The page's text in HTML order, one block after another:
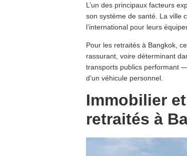
L’un des principaux facteurs
son système de santé. La ville
l’international pour leurs
Pour les retraités à Bangkok,
rassurant, voire déterminant
transports publics performant
d’un véhicule personnel.
Immobilier
retraités à